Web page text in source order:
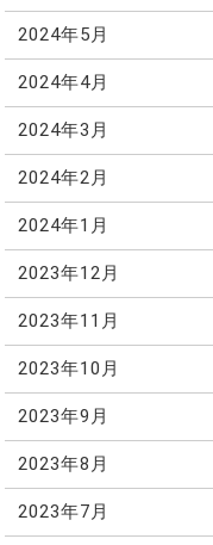
2024年5月
2024年4月
2024年3月
2024年2月
2024年1月
2023年12月
2023年11月
2023年10月
2023年9月
2023年8月
2023年7月